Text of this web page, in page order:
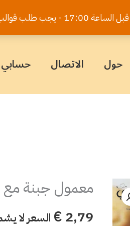
قبل 5 أيام
حول الاتصال حسابي
معمول جبنة مع
€ 2,79 السعر لا
كمية
جبنة